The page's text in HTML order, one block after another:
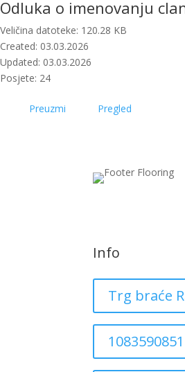
Odluka o imenovanju
Veličina datoteke: 120.28 KB
Created: 03.03.2026
Updated: 03.03.2026
Posjete: 24
Preuzmi Pregled
Info
Trg braće